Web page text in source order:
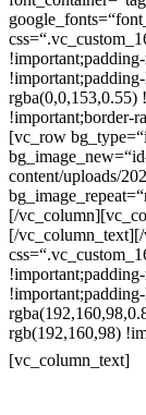
rgba(0,0,153,0.55)
!important;border-
[vc_row
content/uploads/
[/
[/
rgb(192,160,98)
[vc_column_text]